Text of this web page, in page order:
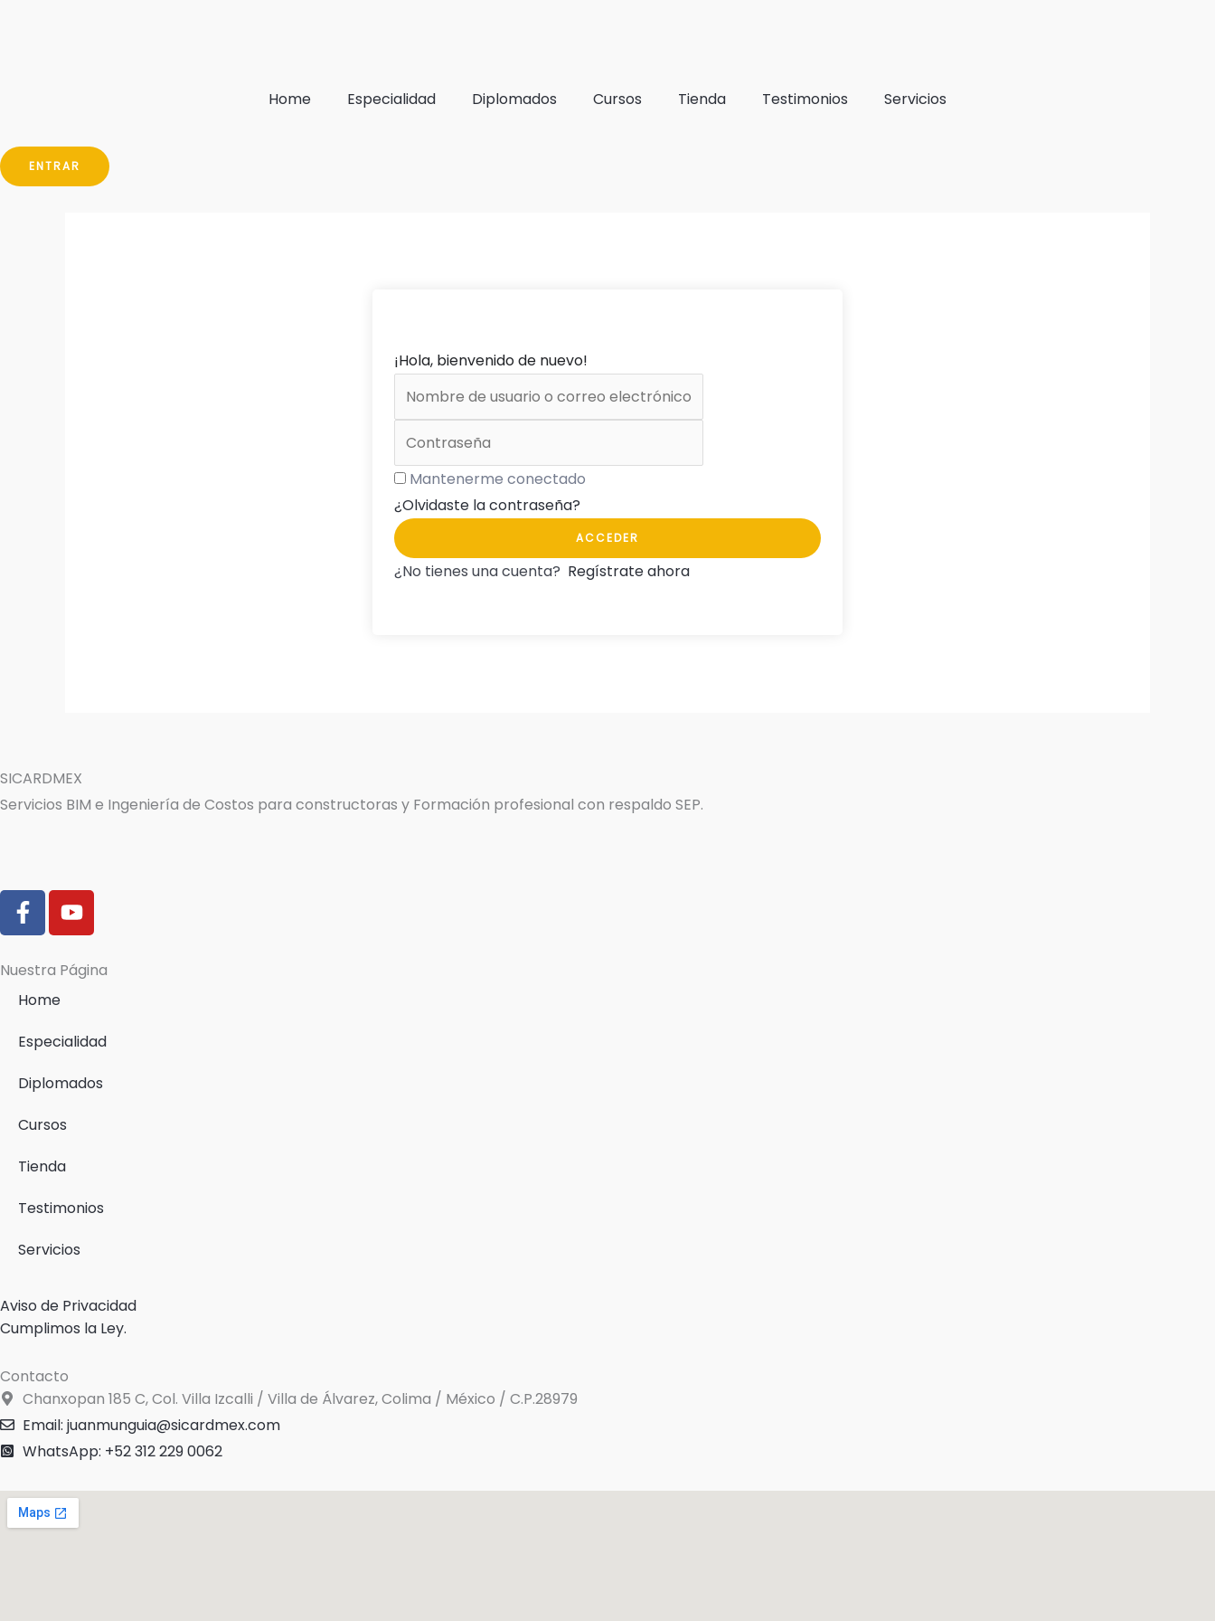
Home
Especialidad Diplomados Cursos Tienda Testimonios Servicios
ENTRAR
¡Hola, bienvenido de nuevo!
Mantenerme conectado
¿Olvidaste la contraseña?
ACCEDER
¿No tienes una cuenta? Regístrate ahora
SICARDMEX
Servicios BIM e Ingeniería de Costos para constructoras y Formación profesional con respaldo SEP.
F
a
c
e
b
o
o
-
Y
o
u
t
e
Nuestra Página
Home
Especialidad
Diplomados
Cursos
Tienda
Testimonios
Servicios
Aviso de Privacidad
Cumplimos la Ley.
Contacto
Chanxopan 185 C, Col. Villa Izcalli / Villa de Álvarez, Colima / México / C.P.28979
Email: juanmunguia@sicardmex.com
WhatsApp: +52 312 229 0062